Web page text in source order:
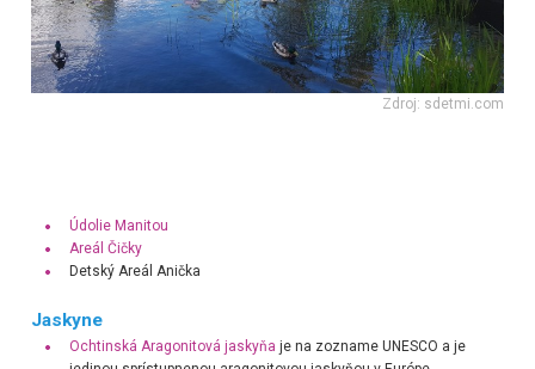
Zdroj: sdetmi.com
Údolie Manitou
Areál Čičky
Detský Areál Anička
Jaskyne
Ochtinská Aragonitová jaskyňa je na zozname UNESCO a je